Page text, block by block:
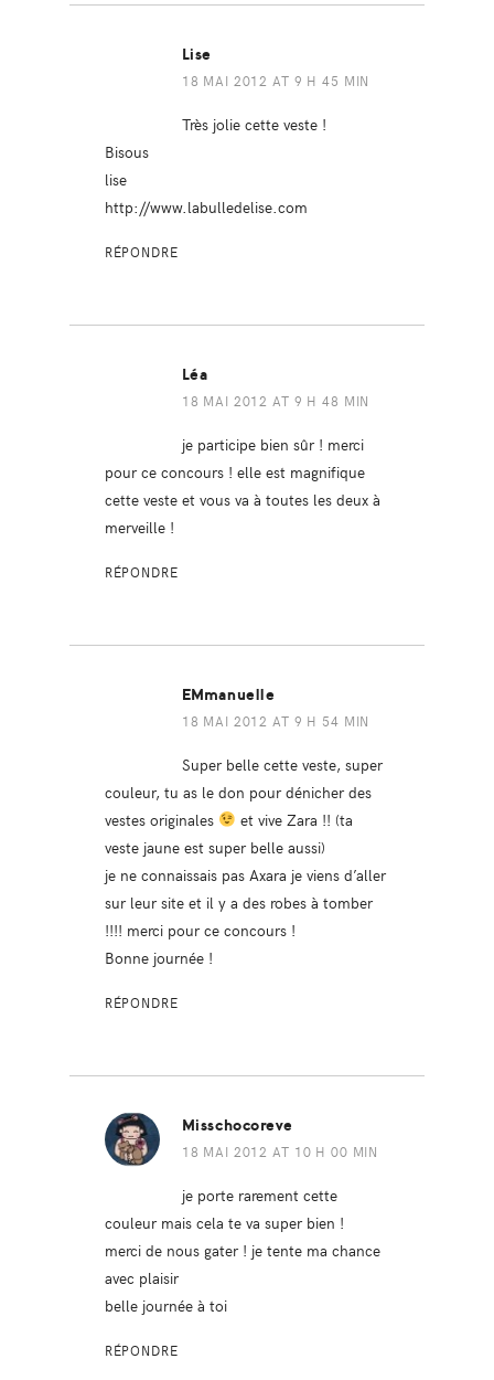
Lise
18 MAI 2012 AT 9 H 45 MIN
Très jolie cette veste !
Bisous
lise
http://www.labulledelise.com
RÉPONDRE
Léa
18 MAI 2012 AT 9 H 48 MIN
je participe bien sûr ! merci
pour ce concours ! elle est magnifique
cette veste et vous va à toutes les deux à
merveille !
RÉPONDRE
EMmanuelle
18 MAI 2012 AT 9 H 54 MIN
Super belle cette veste, super
couleur, tu as le don pour dénicher des
vestes originales
et vive Zara !! (ta
veste jaune est super belle aussi)
je ne connaissais pas Axara je viens d’aller
sur leur site et il y a des robes à tomber
!!!! merci pour ce concours !
Bonne journée !
RÉPONDRE
Misschocoreve
18 MAI 2012 AT 10 H 00 MIN
je porte rarement cette
couleur mais cela te va super bien !
merci de nous gater ! je tente ma chance
avec plaisir
belle journée à toi
RÉPONDRE